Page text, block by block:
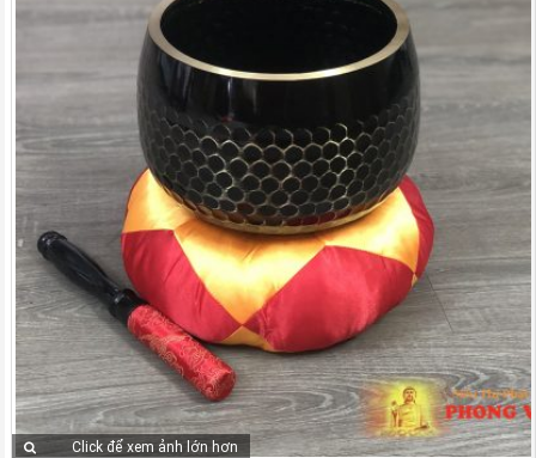
Click để xem ảnh lớn hơn